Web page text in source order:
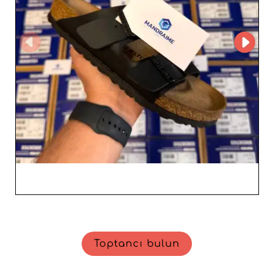
önemli bir avantaj haline getirir. Mevcut pazarın
beklentilerine uygun modern, konforlu ve dayanıklı
modelleri müşterilerinize sunmak ve ayakkabı ile sneaker
ürün gamınızı güçlendirmek için MANDRAIME SUPPLY
SP. Z O.O.’e güvenin.
Toptancı bulun